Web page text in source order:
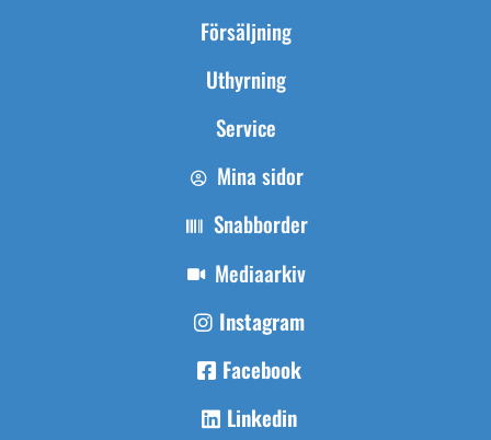
Försäljning
Uthyrning
Service
Mina sidor
Snabborder
Mediaarkiv
Instagram
Facebook
Linkedin